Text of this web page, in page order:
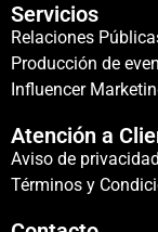
Servicios
Relaciones
Producción de
Influencer
Atención a
Aviso de privacidad
Términos y